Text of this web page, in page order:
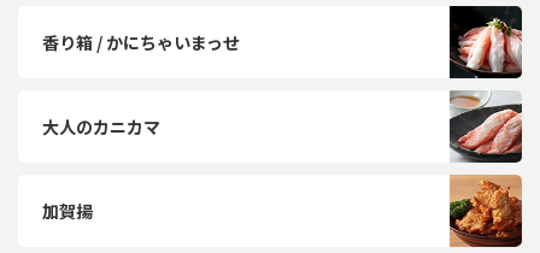
香り箱 / かにちゃいまっせ
大人のカニカマ
加賀揚